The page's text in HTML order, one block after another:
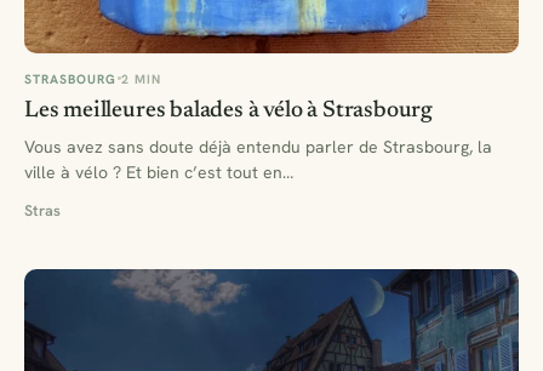
STRASBOURG 2 MIN
Les meilleures balades à vélo à Strasbourg
Vous avez sans doute déjà entendu parler de Strasbourg, la
ville à vélo ? Et bien c’est tout en…
Stras